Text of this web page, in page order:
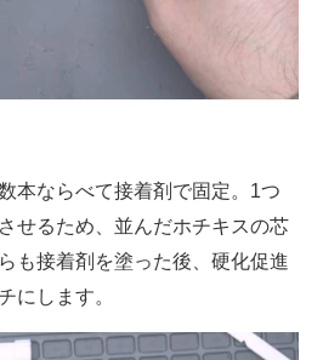
本ならべて接着剤で固定。1つ
せるため、並んだホチキスの芯
も接着剤を塗った後、硬化促進
にします。